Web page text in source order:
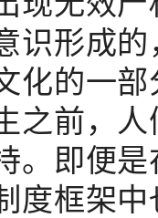
识形成
化的一
之前，
。即便
度框架